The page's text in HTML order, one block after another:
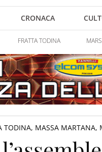
CRONACA
FRATTA TODINA
TODINA, MASSA MARTANA,